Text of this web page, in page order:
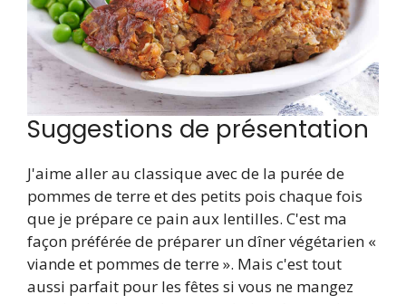
Suggestions de présentation
J'aime aller au classique avec de la purée de
pommes de terre et des petits pois chaque fois
que je prépare ce pain aux lentilles. C'est ma
façon préférée de préparer un dîner végétarien «
viande et pommes de terre ». Mais c'est tout
aussi parfait pour les fêtes si vous ne mangez